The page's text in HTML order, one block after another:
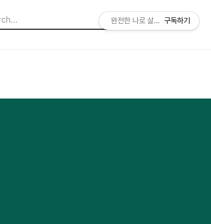
완전한 나로 살아가기구독하기